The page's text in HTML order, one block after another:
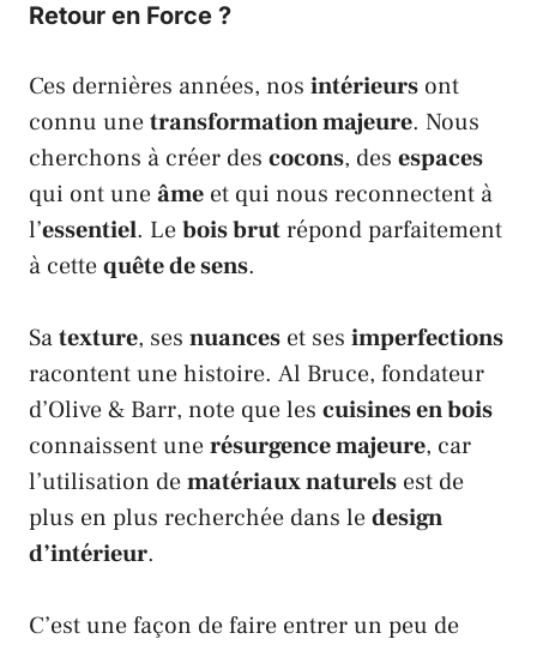
Retour en Force ?
Ces dernières années, nos intérieurs ont
connu unetransformation majeure. Nous
cherchons à créer des cocons, des espaces
qui ont uneâme et qui nous reconnectent à
l’essentiel. Lebois brutrépond parfaitement
à cettequête de sens.
Satexture, ses nuances et ses imperfections
racontent une histoire. Al Bruce, fondateur
d’Olive & Barr, note que les cuisines en bois
connaissent unerésurgence majeure, car
l’utilisation dematériaux naturels est de
plus en plus recherchée dans ledesign
d’intérieur.
C’est une façon de faire entrer un peu de